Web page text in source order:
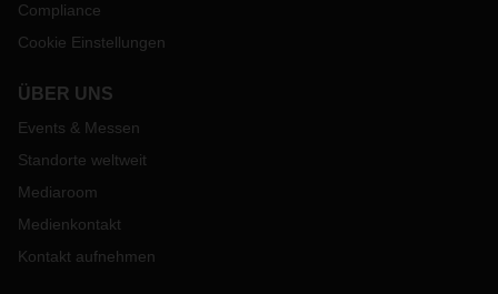
Compliance
Cookie Einstellungen
ÜBER UNS
Events & Messen
Standorte weltweit
Mediaroom
Medienkontakt
Kontakt aufnehmen